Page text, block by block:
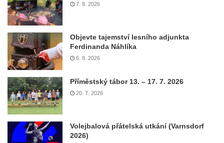
7. 8. 2026
Objevte tajemství lesního adjunkta
Ferdinanda Náhlíka
6. 8. 2026
Příměstský tábor 13. – 17. 7. 2026
20. 7. 2026
Volejbalová přátelská utkání (Varnsdorf
2026)